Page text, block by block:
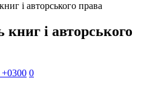
і авторського права
книг і авторського
+0300 0